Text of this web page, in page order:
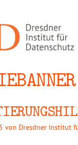
von Dresdner Institut